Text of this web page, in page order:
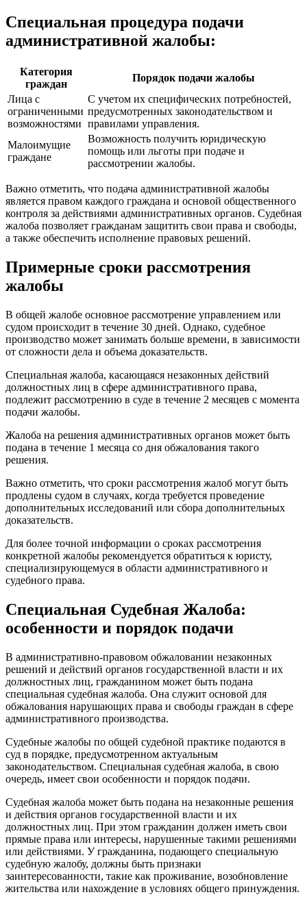
Специальная процедура подачи
административной жалобы:
Категория
граждан
Порядок подачи жалобы
Лица с
ограниченными
возможностями
С учетом их специфических потребностей,
предусмотренных законодательством и
правилами управления.
Малоимущие
граждане
Возможность получить юридическую
помощь или льготы при подаче и
рассмотрении жалобы.
Важно отметить, что подача административной жалобы
является правом каждого граждана и основой общественного
контроля за действиями административных органов. Судебная
жалоба позволяет гражданам защитить свои права и свободы,
а также обеспечить исполнение правовых решений.
Примерные сроки рассмотрения
жалобы
В общей жалобе основное рассмотрение управлением или
судом происходит в течение 30 дней. Однако, судебное
производство может занимать больше времени, в зависимости
от сложности дела и объема доказательств.
Специальная жалоба, касающаяся незаконных действий
должностных лиц в сфере административного права,
подлежит рассмотрению в суде в течение 2 месяцев с момента
подачи жалобы.
Жалоба на решения административных органов может быть
подана в течение 1 месяца со дня обжалования такого
решения.
Важно отметить, что сроки рассмотрения жалоб могут быть
продлены судом в случаях, когда требуется проведение
дополнительных исследований или сбора дополнительных
доказательств.
Для более точной информации о сроках рассмотрения
конкретной жалобы рекомендуется обратиться к юристу,
специализирующемуся в области административного и
судебного права.
Специальная Судебная Жалоба:
особенности и порядок подачи
В административно-правовом обжаловании незаконных
решений и действий органов государственной власти и их
должностных лиц, гражданином может быть подана
специальная судебная жалоба. Она служит основой для
обжалования нарушающих права и свободы граждан в сфере
административного производства.
Судебные жалобы по общей судебной практике подаются в
суд в порядке, предусмотренном актуальным
законодательством. Специальная судебная жалоба, в свою
очередь, имеет свои особенности и порядок подачи.
Судебная жалоба может быть подана на незаконные решения
и действия органов государственной власти и их
должностных лиц. При этом гражданин должен иметь свои
прямые права или интересы, нарушенные такими решениями
или действиями. У гражданина, подающего специальную
судебную жалобу, должны быть признаки
заинтересованности, такие как проживание, возобновление
жительства или нахождение в условиях общего принуждения.